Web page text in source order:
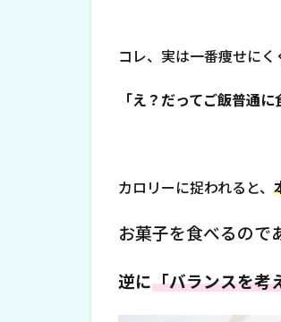
コレ、実は一番痩せにく
「え？だってご飯普通
カロリーに捉われると、
お菓子を食べるので
逆に「バランスを考